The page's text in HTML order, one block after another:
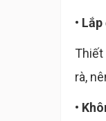
•
Thiết
rà,
•